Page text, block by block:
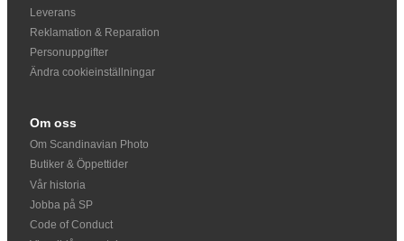
Leverans
Reklamation & Reparation
Personuppgifter
Ändra cookieinställningar
Om oss
Om Scandinavian Photo
Butiker & Öppettider
Vår historia
Jobba på SP
Code of Conduct